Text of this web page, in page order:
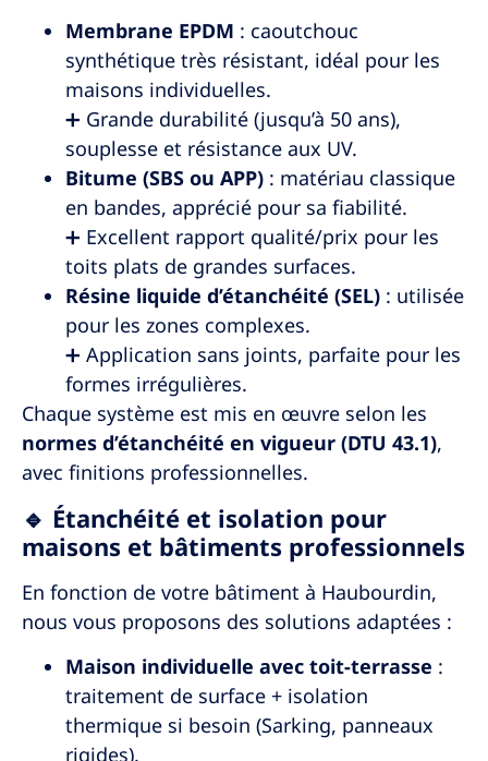
Membrane EPDM : caoutchouc
synthétique très résistant, idéal pour les
maisons individuelles.
➕ Grande durabilité (jusqu’à 50 ans),
souplesse et résistance aux UV.
Bitume (SBS ou APP) : matériau classique
en bandes, apprécié pour sa fiabilité.
➕ Excellent rapport qualité/prix pour les
toits plats de grandes surfaces.
Résine liquide d’étanchéité (SEL) : utilisée
pour les zones complexes.
➕ Application sans joints, parfaite pour les
formes irrégulières.
Chaque système est mis en œuvre selon les
normes d’étanchéité en vigueur (DTU 43.1),
avec finitions professionnelles.
🔹 Étanchéité et isolation pour
maisons et bâtiments professionnels
En fonction de votre bâtiment à Haubourdin,
nous vous proposons des solutions adaptées :
Maison individuelle avec toit-terrasse :
traitement de surface + isolation
thermique si besoin (Sarking, panneaux
rigides).